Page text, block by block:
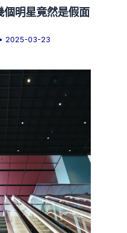
明星竟然是假面
• 2025-03-23